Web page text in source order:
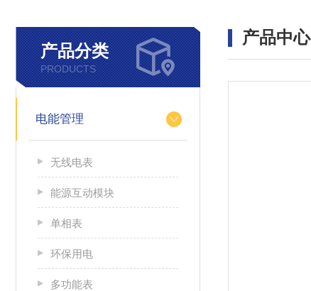
产品分类
PRODUCTS
电能管理
无线电表
能源互动模块
单相表
环保用电
多功能表
产品中心